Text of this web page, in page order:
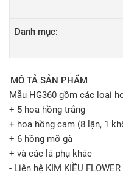
Danh mục:
MÔ TẢ SẢN PHẨM
Mẫu HG360 gồm các loại
+ 5 hoa hồng trắng
+ hoa hồng cam (8 lận, 1
+ 6 hồng mỡ gà
+ và các lá phụ khác
- Liên hệ KIM KIỀU